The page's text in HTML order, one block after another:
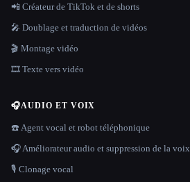
📲 Créateur de TikTok et de shorts
🎤 Doublage et traduction de vidéos
🎬 Montage vidéo
🎞️ Texte vers vidéo
🎧AUDIO ET VOIX
☎️ Agent vocal et robot téléphonique
🎧 Améliorateur audio et suppression de la voix
🎙️ Clonage vocal